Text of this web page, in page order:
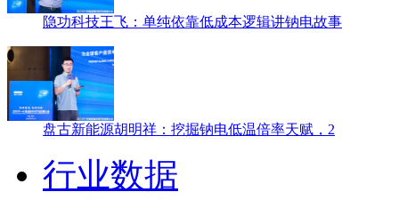
隐功科技王飞：单纯依靠低成本逻辑讲钠电故事
盘古新能源胡明祥：挖掘钠电低温倍率天赋，2
行业数据